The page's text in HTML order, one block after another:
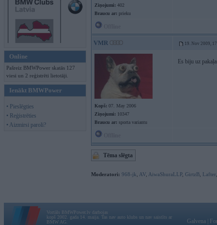
Online
Pašreiz BMWPower skatās 127
viesi un 2 reģistrēti lietotāji.
Ienākt BMWPower
• Pieslēgties
• Reģistrēties
• Aizmirsi paroli?
Ziņojumi: 402
Braucu ar: prieku
VMR 19. Nov 2009,
Kopš: 07. May 2006
Ziņojumi: 10347
Braucu ar: sporta variantu
Es biju uz
Tēma slēgta
Moderatori: 968-jk AV AiwaShuraLLP, GirtzB Lafter
Vortāls BMWPower.lv darbojas
kopš 2002. gada 14. maija. Tas nav auto klubs un nav saistīts ar
BMW AG.
Galvena